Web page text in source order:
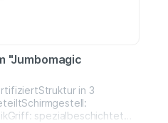
"Jumbomagic
in 3
spezialbeschichtet